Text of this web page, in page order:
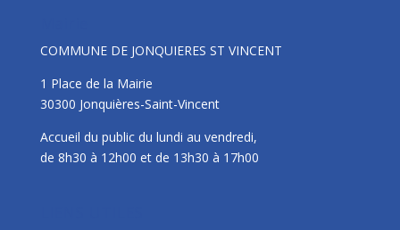
COMMUNE DE JONQUIERES ST VINCENT
1 Place de la Mairie
30300 Jonquières-Saint-Vincent
Accueil du public du lundi au vendredi,
de 8h30 à 12h00 et de 13h30 à 17h00